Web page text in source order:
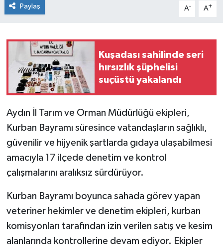
Paylaş A- A+
Kuşadası sahilinde seri
hırsızlık şüphelisi
suçüstü yakalandı
Aydın İl Tarım ve Orman Müdürlüğü ekipleri,
Kurban Bayramı süresince vatandaşların sağlıklı,
güvenilir ve hijyenik şartlarda gıdaya ulaşabilmesi
amacıyla 17 ilçede denetim ve kontrol
çalışmalarını aralıksız sürdürüyor.
Kurban Bayramı boyunca sahada görev yapan
veteriner hekimler ve denetim ekipleri, kurban
komisyonları tarafından izin verilen satış ve kesim
alanlarında kontrollerine devam ediyor. Ekipler